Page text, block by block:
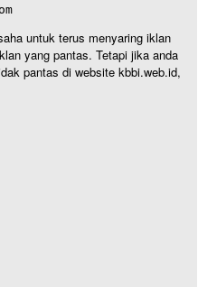
untuk terus menyaring iklan
yang pantas. Tetapi jika anda
pantas di website kbbi.web.id,